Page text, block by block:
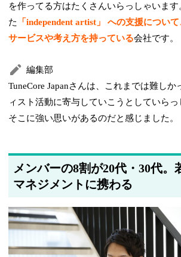
を作ってる方はたくさんいらっしゃいま
た
「independent artist」 への支援につい
サービスや考え方を持っている会社です。
編集部
TuneCore Japanさんは、これまでは難し
ィスト活動に寄与していこうとしていらっ
そこに強い思いがあるのだと感じました。
メンバーの8割が20代・30代。
マネジメントに携わる